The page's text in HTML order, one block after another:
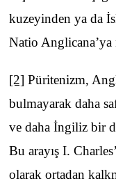
kuzeyinden ya da
Natio Anglicana’ya
[2] Püritenizm,
bulmayarak daha
ve daha İngiliz bir
Bu arayış I.
olarak ortadan